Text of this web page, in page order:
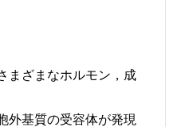
まざまなホルモン，成
外基質の受容体が発現